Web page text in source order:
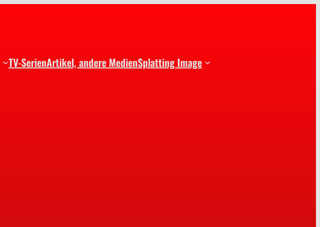
TV-SerienArtikel, andere MedienSplatting Image